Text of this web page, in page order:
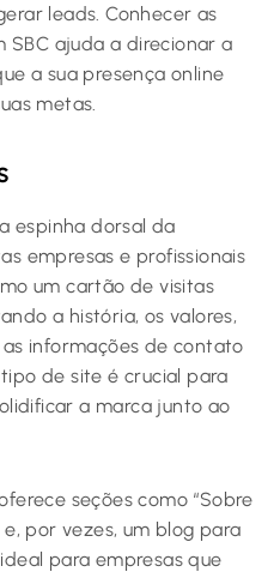
leads. Conhecer as
SBC ajuda a direcionar a
a sua presença online
metas.
espinha dorsal da
empresas e profissionais
um cartão de visitas
a história, os valores,
informações de contato
de site é crucial para
a marca junto ao
seções como “Sobre
e, por vezes, um blog para
para empresas que